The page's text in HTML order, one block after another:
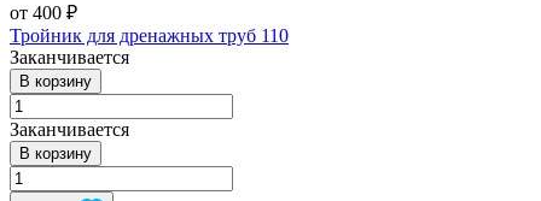
от 400 ₽
Тройник для дренажных труб 110
Заканчивается
В корзину
Заканчивается
В корзину